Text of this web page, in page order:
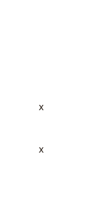
x
x